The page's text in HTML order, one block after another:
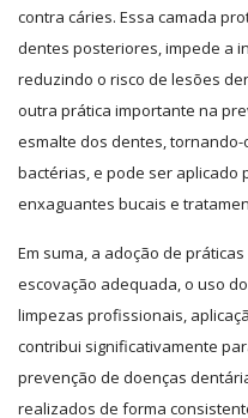
contra cáries. Essa camada
dentes posteriores, impede a
reduzindo o risco de lesões
outra prática importante na
esmalte dos dentes,
bactérias, e pode ser aplicado
enxaguantes bucais e
Em suma, a adoção de
escovação adequada, o uso
limpezas profissionais,
contribui significativamente
prevenção de doenças
realizados de forma